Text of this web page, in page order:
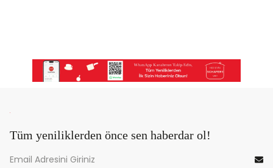
Tüm yeniliklerden önce sen haberdar ol!